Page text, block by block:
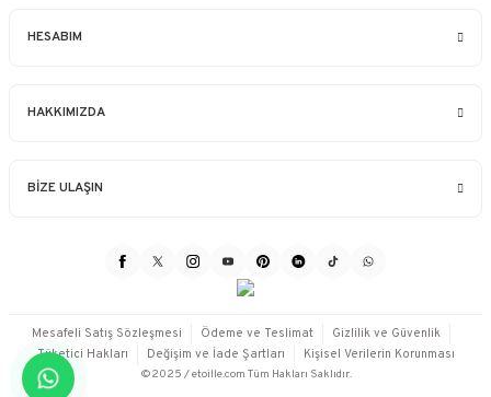
HESABIM
HAKKIMIZDA
BİZE ULAŞIN
©2025 / etoille.com Tüm Hakları Saklıdır.
Mesafeli Satış Sözleşmesi Ödeme ve Teslimat
Gizlilik ve Güvenlik
Tüketici Hakları
Değişim ve İade Şartları Kişisel Verilerin Korunması